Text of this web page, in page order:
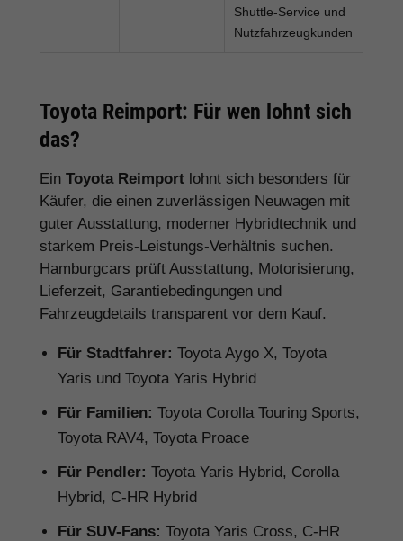
Shuttle-Service und
Nutzfahrzeugkunden
Toyota Reimport: Für wen lohnt sich
das?
Ein Toyota Reimport lohnt sich besonders für
Käufer, die einen zuverlässigen Neuwagen mit
guter Ausstattung, moderner Hybridtechnik und
starkem Preis-Leistungs-Verhältnis suchen.
Hamburgcars prüft Ausstattung, Motorisierung,
Lieferzeit, Garantiebedingungen und
Fahrzeugdetails transparent vor dem Kauf.
Für Stadtfahrer: Toyota Aygo X, Toyota
Yaris und Toyota Yaris Hybrid
Für Familien: Toyota Corolla Touring Sports,
Toyota RAV4, Toyota Proace
Für Pendler: Toyota Yaris Hybrid, Corolla
Hybrid, C-HR Hybrid
Für SUV-Fans: Toyota Yaris Cross, C-HR